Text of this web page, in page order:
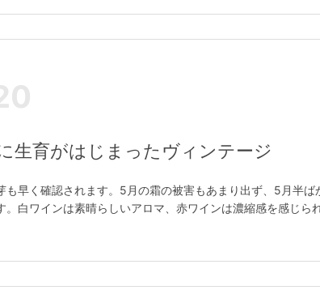
生育がはじまったヴィンテージ
早く確認されます。5月の霜の被害もあまり出ず、5月半ば
白ワインは素晴らしいアロマ、赤ワインは濃縮感を感じら